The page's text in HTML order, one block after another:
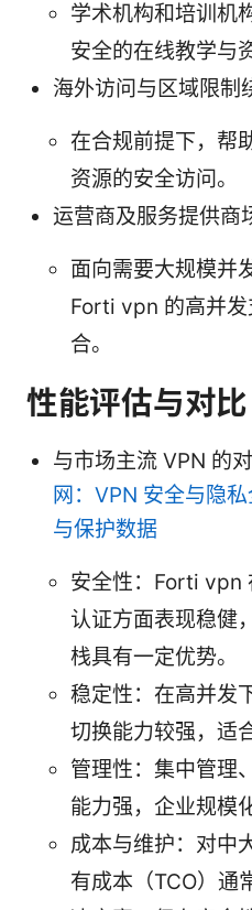
学术机构和培训机
安全的在线教学与
海外访问与区域限制
在合规前提下，帮
资源的安全访问。
运营商及服务提供商
面向需要大规模并
Forti vpn 的高并
合。
性能评估与对比
与市场主流 VPN 的
网：VPN 安全与隐
与保护数据
安全性：Forti vpn
认证方面表现稳健
栈具有一定优势。
稳定性：在高并发
切换能力较强，适
管理性：集中管理
能力强，企业规模
成本与维护：对中
有成本（TCO）通